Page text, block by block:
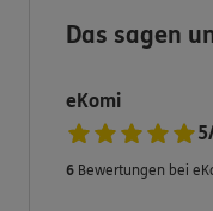
unser Angebot für
Haben Sie dennoch
Das sagen
eKomi
5
6 Bewertungen bei